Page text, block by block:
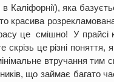
яка
красива
це смішно! У прайсі
скрізь це різні
втручання
що займає багато